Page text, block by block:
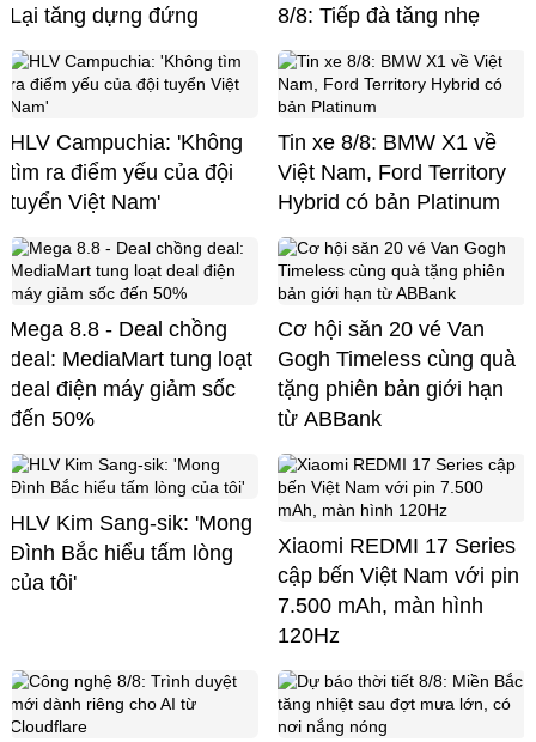
Lại tăng dựng đứng
8/8: Tiếp đà tăng nhẹ
HLV Campuchia: 'Không
tìm ra điểm yếu của đội
tuyển Việt Nam'
Tin xe 8/8: BMW X1 về
Việt Nam, Ford Territory
Hybrid có bản Platinum
Mega 8.8 - Deal chồng
deal: MediaMart tung loạt
deal điện máy giảm sốc
đến 50%
Cơ hội săn 20 vé Van
Gogh Timeless cùng quà
tặng phiên bản giới hạn
từ ABBank
HLV Kim Sang-sik: 'Mong
Đình Bắc hiểu tấm lòng
của tôi'
Xiaomi REDMI 17 Series
cập bến Việt Nam với pin
7.500 mAh, màn hình
120Hz